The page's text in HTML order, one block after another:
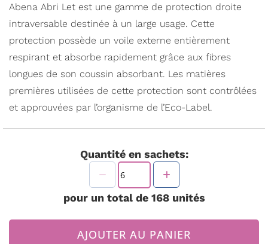
Abena Abri Let est une gamme de protection droite
intraversable destinée à un large usage. Cette
protection possède un voile externe entièrement
respirant et absorbe rapidement grâce aux fibres
longues de son coussin absorbant. Les matières
premières utilisées de cette protection sont contrôlées
et approuvées par l’organisme de l’Eco-Label.
Quantité en sachets:
pour un total de 168unités
AJOUTER AU PANIER